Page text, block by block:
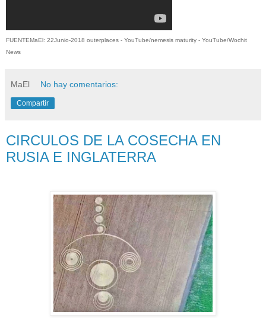
FUENTEMaEl: 22Junio-2018 outerplaces - YouTube/nemesis maturity - YouTube/Wochit
News
MaEl No hay comentarios:
Compartir
CIRCULOS DE LA COSECHA EN
RUSIA E INGLATERRA